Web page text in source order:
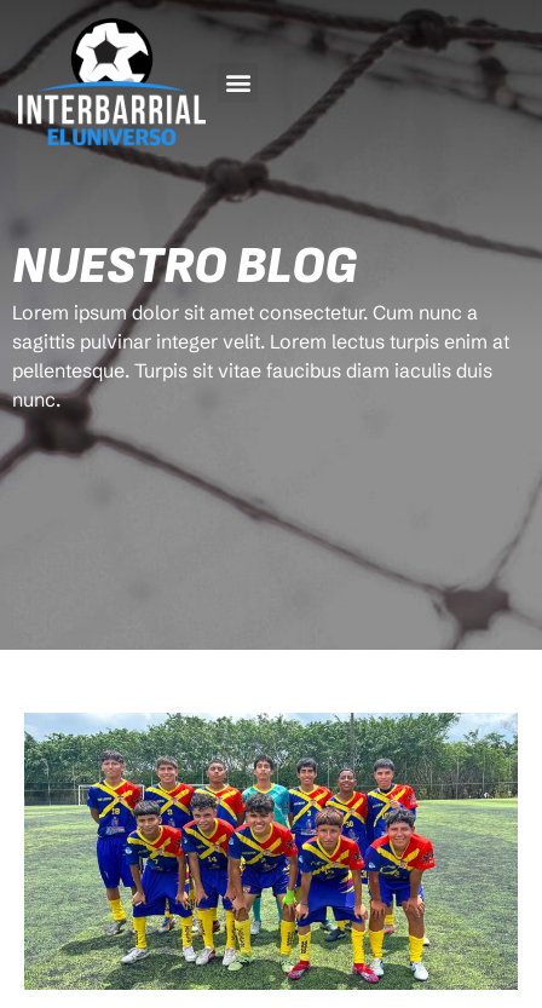
NUESTRO BLOG
Lorem ipsum dolor sit amet consectetur. Cum nunc a
sagittis pulvinar integer velit. Lorem lectus turpis enim at
pellentesque. Turpis sit vitae faucibus diam iaculis duis
nunc.